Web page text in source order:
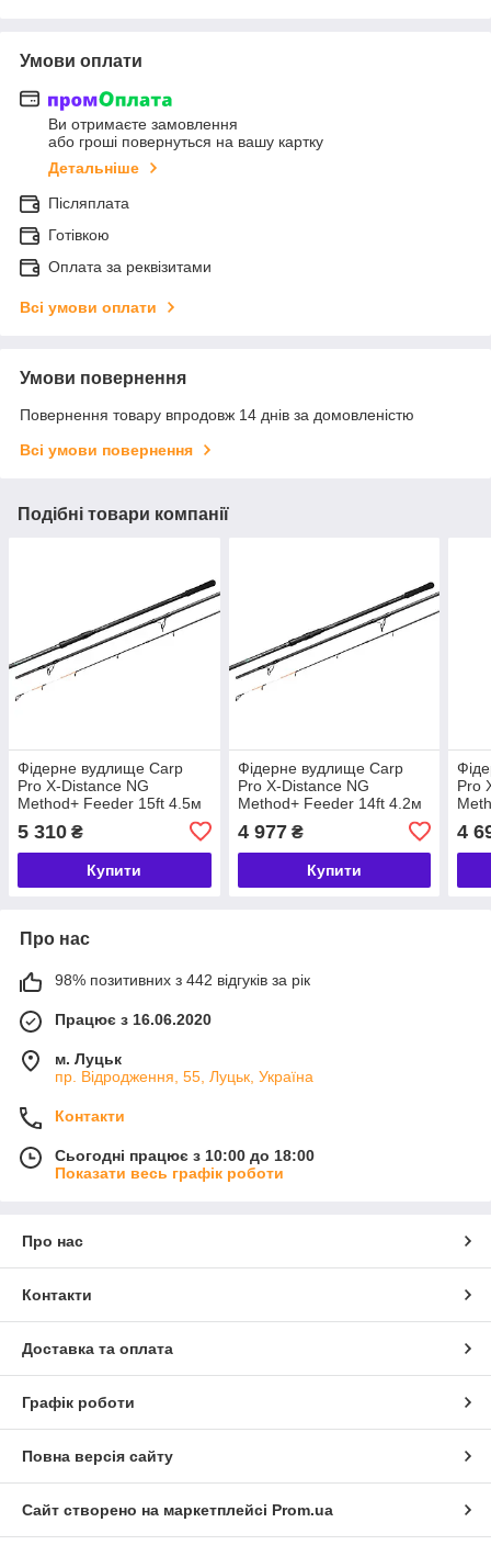
Умови оплати
Ви отримаєте замовлення
або гроші повернуться на вашу картку
Детальніше
Післяплата
Готівкою
Оплата за реквізитами
Всі умови оплати
Умови повернення
Повернення товару впродовж 14 днів за домовленістю
Всі умови повернення
Подібні товари компанії
Фідерне вудлище Carp
Pro X-Distance NG
Method+ Feeder 15ft 4.5м
5 310 ₴
Купити
Фідерне вудлище Carp
Pro X-Distance NG
Method+ Feeder 14ft 4.2м
4 977₴
Купити
Pro
4
Про нас
98% позитивних з 442 відгуків за рік
Працює з 16.06.2020
м. Луцьк
пр. Відродження, 55, Луцьк, Україна
Контакти
Сьогодні працює з 10:00 до 18:00
Показати весь графік роботи
Про нас
Контакти
Доставка та оплата
Графік роботи
Повна версія сайту
Сайт створено на маркетплейсі Prom.ua